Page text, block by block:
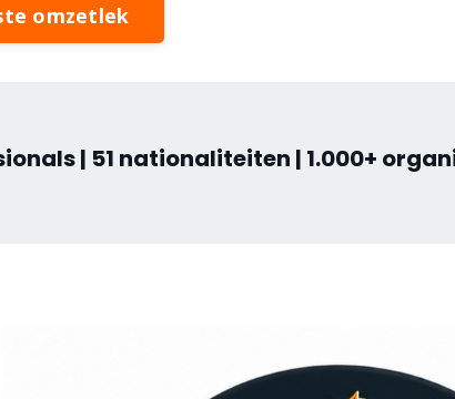
omzetlek
| 51 nationaliteiten | 1.000+